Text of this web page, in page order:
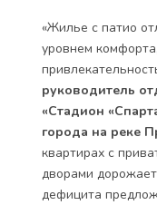
«Жилье с патио
уровнем
руководитель
«Стадион
города на реке
квартирах с
дворами
дефицита